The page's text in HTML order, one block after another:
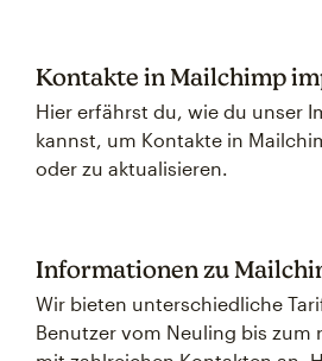
Kontakte in Mailchimp
Hier erfährst du, wie du unser
kannst, um Kontakte in
oder zu aktualisieren.
Informationen zu
Wir bieten unterschiedliche
Benutzer vom Neuling bis zum